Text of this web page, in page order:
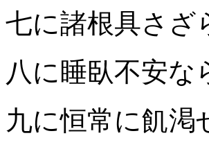
七に諸根具さざ
八に睡臥不安な
九に恒常に飢渇